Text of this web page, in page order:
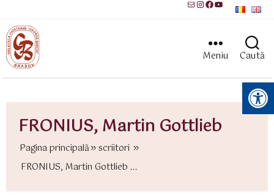
MailInstagram
Facebook
YouTube
Meniu Caută
Instrumente pentru accesibilitate
FRONIUS, Martin Gottlieb
Pagina principală
scriitori
FRONIUS, Martin Gottlieb ...